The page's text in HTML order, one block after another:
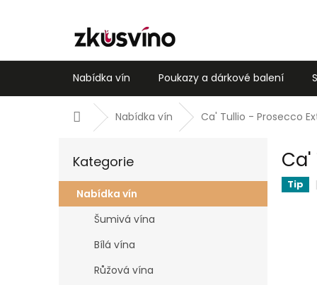
Nabídka vín Poukazy a dárkové balení
DomůNabídka vín Ca' Tullio - Prosecco
s
r
kategorie
Kategorie
Nabídka vín
Šumivá vína
Bílá vína
Růžová vína
Ca'
Tip